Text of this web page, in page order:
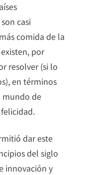
casi
comida de la
por
resolver (si lo
en términos
mundo de
dar este
del siglo
innovación y